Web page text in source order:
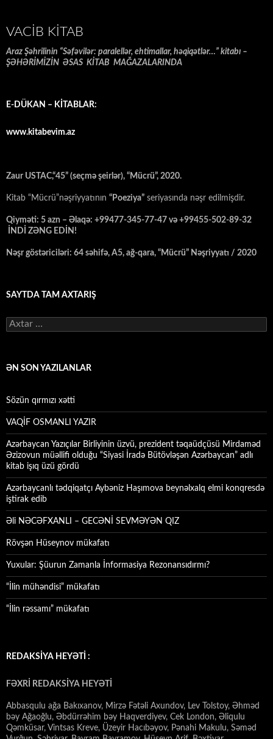
VACIB KITAB
Araz Şəhrilinin “Səfəvilər: paralellər, ehtimallar, həqiqətlər…” kitabı –
ŞƏHƏRİMİZİN ƏSAS KİTAB MAĞAZALARINDA
E-DÜKAN – KİTABLAR:
www.kitabevim.az
Zaur USTAC,“45” (seçmə şeirlər), “Mücrü”, 2020.
Kitab “Mücrü”nəşriyyatının “Poeziya” seriyasında nəşr edilmişdir.
Qiyməti: 5 azn – Əlaqə: +99477-345-77-47 və +99455-502-89-32
İNDİ ZƏNG EDİN!
Nəşr göstəriciləri: 64 səhifə, A5, ağ-qara, “Mücrü” Nəşriyyatı / 2020
SAYTDA TAM AXTARIŞ
Axtarış:
ƏN SON YAZILANLAR
Sözün qırmızı xətti
VAQİF OSMANLI YAZIR
Azərbaycan Yazıçılar Birliyinin üzvü, prezident təqaüdçüsü Mirdaməd
Əzizovun müəllifi olduğu “Siyasi İradə Bütövləşən Azərbaycan” adlı
kitab işıq üzü gördü
Azərbaycanlı tədqiqatçı Aybəniz Haşımova beynəlxalq elmi konqresdə
iştirak edib
Əli NƏCƏFXANLI – GECƏNİ SEVMƏYƏN QIZ
Rövşən Hüseynov mükafatı
Yuxular: Şüurun Zamanla İnformasiya Rezonansıdırmı?
“İlin mühəndisi” mükafatı
“İlin rəssamı” mükafatı
REDAKSİYA HEYƏTİ :
FƏXRİ REDAKSİYA HEYƏTİ
Abbasqulu ağa Bakıxanov, Mirzə Fətəli Axundov, Lev Tolstoy, Əhməd
bəy Ağaoğlu, Əbdürrəhim bəy Haqverdiyev, Cek London, Əliqulu
Qəmküsar, Vintsas Kreve, Üzeyir Hacıbəyov, Pənahi Makulu, Səməd